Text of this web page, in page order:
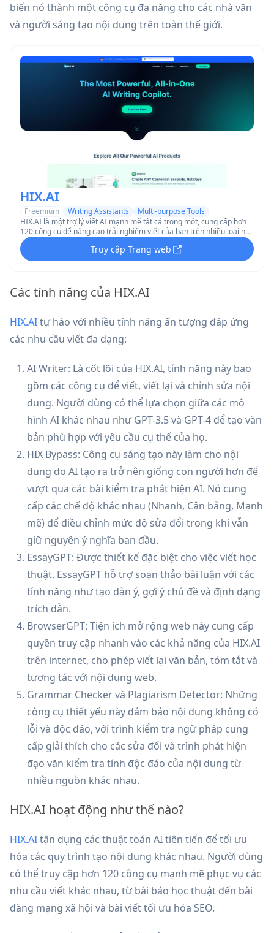
biến nó thành một công cụ đa năng cho các nhà văn
và người sáng tạo nội dung trên toàn thế giới.
HIX.AI
Freemium Writing Assistants
Multi-purpose Tools
HIX.AI là một trợ lý viết AI mạnh mẽ tất cả trong một, cung cấp hơn
120 công cụ để nâng cao trải nghiệm viết của bạn trên nhiều loại nội
dung và nền tảng khác nhau.
Truy cập Trang web
Các tính năng của HIX.AI
HIX.AItự hào với nhiều tính năng ấn tượng đáp ứng
các nhu cầu viết đa dạng:
AI Writer: Là cốt lõi của HIX.AI, tính năng này bao
gồm các công cụ để viết, viết lại và chỉnh sửa nội
dung. Người dùng có thể lựa chọn giữa các mô
hình AI khác nhau như GPT-3.5 và GPT-4 để tạo văn
bản phù hợp với yêu cầu cụ thể của họ.
HIX Bypass: Công cụ sáng tạo này làm cho nội
dung do AI tạo ra trở nên giống con người hơn để
vượt qua các bài kiểm tra phát hiện AI. Nó cung
cấp các chế độ khác nhau (Nhanh, Cân bằng, Mạnh
mẽ) để điều chỉnh mức độ sửa đổi trong khi vẫn
giữ nguyên ý nghĩa ban đầu.
EssayGPT: Được thiết kế đặc biệt cho việc viết học
thuật, EssayGPT hỗ trợ soạn thảo bài luận với các
tính năng như tạo dàn ý, gợi ý chủ đề và định dạng
trích dẫn.
BrowserGPT: Tiện ích mở rộng web này cung cấp
quyền truy cập nhanh vào các khả năng của HIX.AI
trên internet, cho phép viết lại văn bản, tóm tắt và
tương tác với nội dung web.
Grammar Checker và Plagiarism Detector: Những
công cụ thiết yếu này đảm bảo nội dung không có
lỗi và độc đáo, với trình kiểm tra ngữ pháp cung
cấp giải thích cho các sửa đổi và trình phát hiện
đạo văn kiểm tra tính độc đáo của nội dung từ
nhiều nguồn khác nhau.
HIX.AI hoạt động như thế nào?
HIX.AItận dụng các thuật toán AI tiên tiến để tối ưu
hóa các quy trình tạo nội dung khác nhau. Người dùng
có thể truy cập hơn 120 công cụ mạnh mẽ phục vụ các
nhu cầu viết khác nhau, từ bài báo học thuật đến bài
đăng mạng xã hội và bài viết tối ưu hóa SEO.